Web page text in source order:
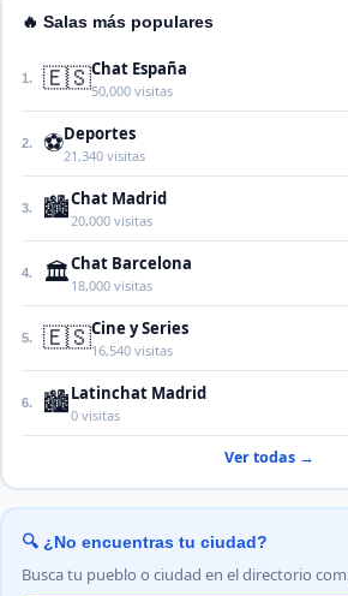
🔥 Salas más populares
1. 🇪🇸Chat España
50,000 visitas
2. ⚽Deportes
21,340 visitas
3. 🏙️Chat Madrid
20,000 visitas
4. 🏛️Chat Barcelona
18,000 visitas
5. 🇪🇸Cine y Series
16,540 visitas
6. 🏙️Latinchat Madrid
0 visitas
Ver todas →
🔍 ¿No encuentras tu ciudad?
Busca tu pueblo o ciudad en el directorio